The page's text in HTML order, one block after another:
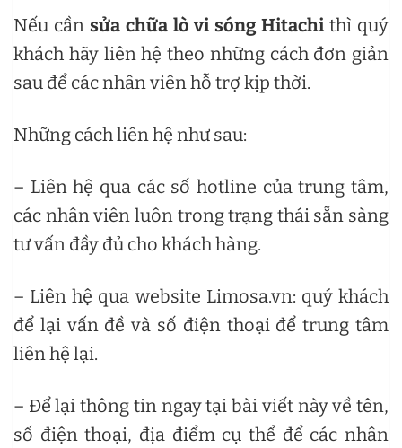
Nếu cần sửa chữa lò vi sóng Hitachi thì quý
khách hãy liên hệ theo những cách đơn giản
sau để các nhân viên hỗ trợ kịp thời.
Những cách liên hệ như sau:
– Liên hệ qua các số hotline của trung tâm,
các nhân viên luôn trong trạng thái sẵn sàng
tư vấn đầy đủ cho khách hàng.
– Liên hệ qua website Limosa.vn: quý khách
để lại vấn đề và số điện thoại để trung tâm
liên hệ lại.
– Để lại thông tin ngay tại bài viết này về tên,
số điện thoại, địa điểm cụ thể để các nhân